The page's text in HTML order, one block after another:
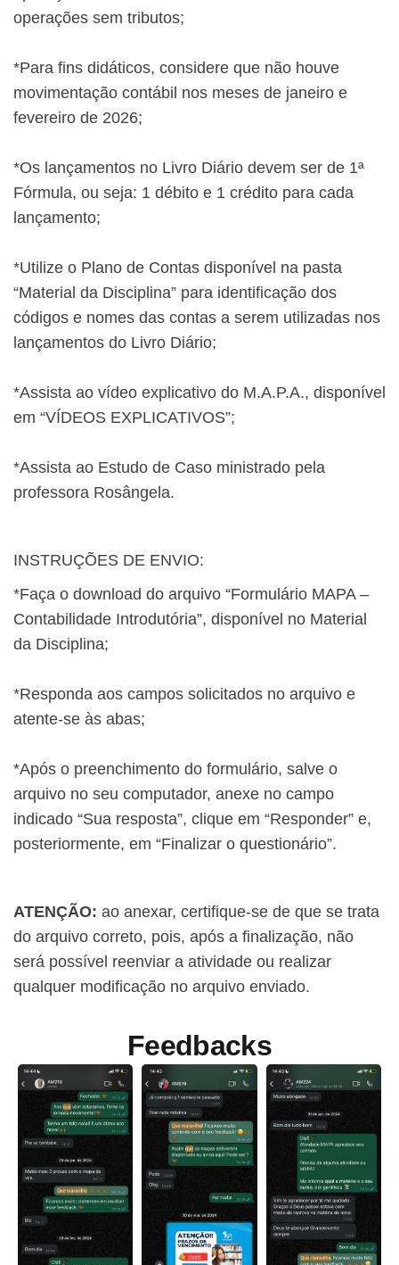
operações sem tributos;
*Para fins didáticos, considere que não houve
movimentação contábil nos meses de janeiro e
fevereiro de 2026;
*Os lançamentos no Livro Diário devem ser de 1ª
Fórmula, ou seja: 1 débito e 1 crédito para cada
lançamento;
*Utilize o Plano de Contas disponível na pasta
“Material da Disciplina” para identificação dos
códigos e nomes das contas a serem utilizadas nos
lançamentos do Livro Diário;
*Assista ao vídeo explicativo do M.A.P.A., disponível
em “VÍDEOS EXPLICATIVOS”;
*Assista ao Estudo de Caso ministrado pela
professora Rosângela.
INSTRUÇÕES DE ENVIO:
*Faça o download do arquivo “Formulário MAPA –
Contabilidade Introdutória”, disponível no Material
da Disciplina;
*Responda aos campos solicitados no arquivo e
atente-se às abas;
*Após o preenchimento do formulário, salve o
arquivo no seu computador, anexe no campo
indicado “Sua resposta”, clique em “Responder” e,
posteriormente, em “Finalizar o questionário”.
ATENÇÃO: ao anexar, certifique-se de que se trata
do arquivo correto, pois, após a finalização, não
será possível reenviar a atividade ou realizar
qualquer modificação no arquivo enviado.
Feedbacks